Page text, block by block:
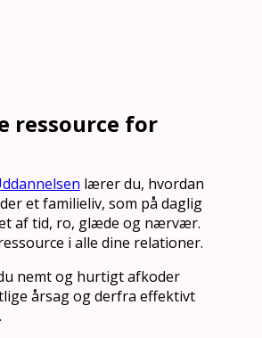
ressource for
lærer du, hvordan
et familieliv, som på daglig
af tid, ro, glæde og nærvær.
i alle dine relationer.
nemt og hurtigt afkoder
årsag og derfra effektivt